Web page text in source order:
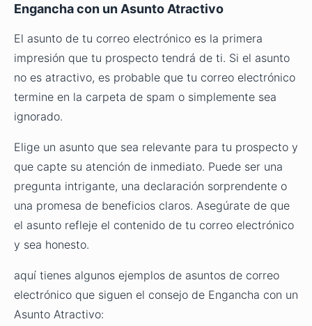
Engancha con un Asunto Atractivo
El asunto de tu correo electrónico es la primera
impresión que tu prospecto tendrá de ti. Si el asunto
no es atractivo, es probable que tu correo electrónico
termine en la carpeta de spam o simplemente sea
ignorado.
Elige un asunto que sea relevante para tu prospecto y
que capte su atención de inmediato. Puede ser una
pregunta intrigante, una declaración sorprendente o
una promesa de beneficios claros. Asegúrate de que
el asunto refleje el contenido de tu correo electrónico
y sea honesto.
aquí tienes algunos ejemplos de asuntos de correo
electrónico que siguen el consejo de Engancha con un
Asunto Atractivo: